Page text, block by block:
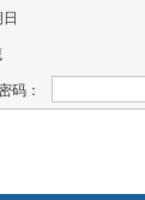
码：